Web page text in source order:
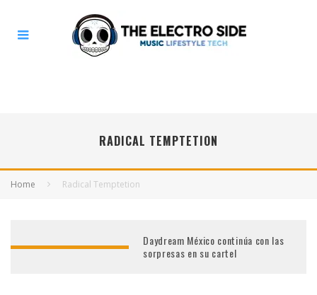
RADICAL TEMPTETION
Home Radical Temptetion
Daydream México continúa con las
sorpresas en su cartel